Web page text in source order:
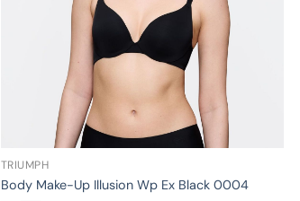
TRIUMPH
Body Make-Up Illusion Wp Ex Black 0004